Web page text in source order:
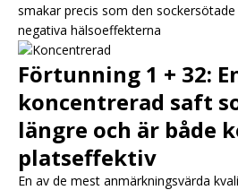
smakar precis som den
negativa hälsoeffekterna
Förtunning 1 + 32:
koncentrerad saft
längre och är både
platseffektiv
En av de mest anmärkningsvärda